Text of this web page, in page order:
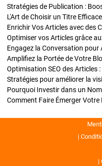
L'Art de Choisir un Titre
Optimiser vos Articles grâce
Engagez la Conversation pour
Amplifiez la Portée de Votre